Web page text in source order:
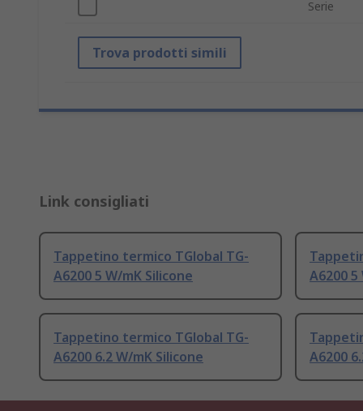
Serie
Trova prodotti simili
Link consigliati
Tappetino termico TGlobal TG-
A6200 5 W/mK Silicone
A6200 5
Tappetino termico TGlobal TG-
A6200 6.2 W/mK Silicone
A6200